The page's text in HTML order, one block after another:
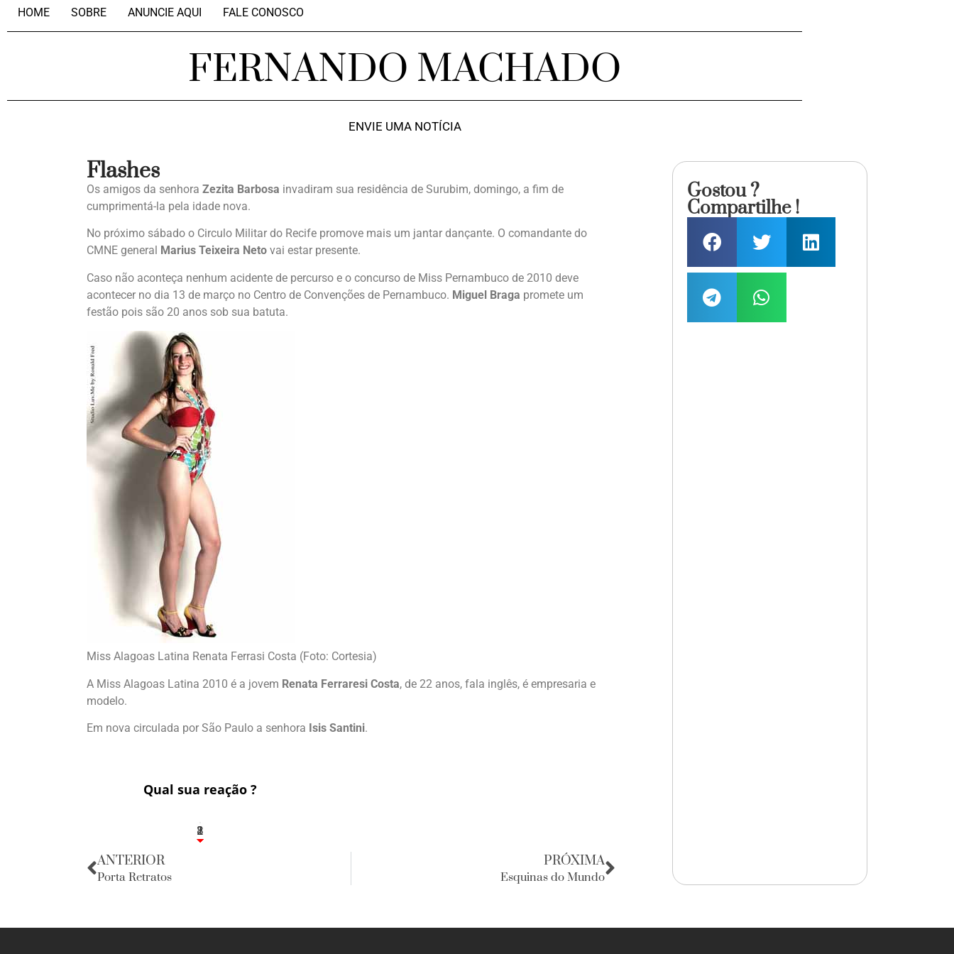
HOME SOBRE ANUNCIE AQUI FALE CONOSCO
FERNANDO MACHADO
ENVIE UMA NOTÍCIA
Flashes
Os amigos da senhora Zezita Barbosa invadiram sua residência de Surubim, domingo, a fim de
cumprimentá-la pela idade nova.
No próximo sábado o Circulo Militar do Recife promove mais um jantar dançante. O comandante do
CMNE general
Marius Teixeira Neto vai estar presente.
Caso não aconteça nenhum acidente de percurso e o concurso de Miss Pernambuco de 2010 deve
acontecer no dia 13 de março no Centro de Convenções de Pernambuco. Miguel Braga promete um
festão pois são 20 anos sob sua batuta.
Miss Alagoas Latina Renata Ferrasi Costa (Foto: Cortesia)
A Miss Alagoas Latina 2010 é a jovem Renata Ferraresi Costa, de 22 anos, fala inglês, é empresaria e
modelo.
Em nova circulada por São Paulo a senhora Isis Santini.
Qual sua reação ?
1
2
8
ANTERIOR
Porta Retratos
PRÓXIMA
Esquinas do Mundo
Gostou ?
Compartilhe !